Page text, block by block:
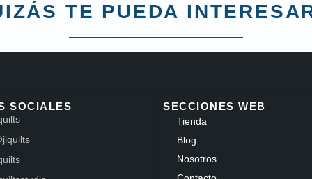
TE PUEDA
SOCIALES SECCIONES WEB
Tienda
Blog
Nosotros